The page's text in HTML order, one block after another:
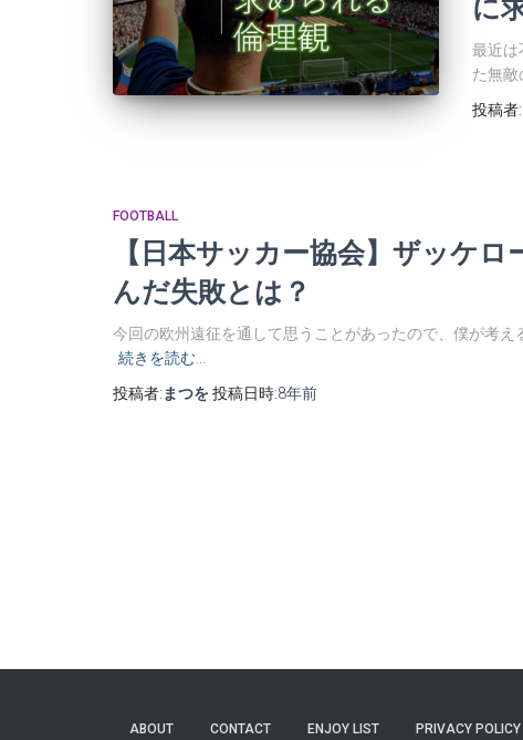
最近は
た無敵
投稿者:
FOOTBALL
【日本サッカー協会】ザッケ
んだ失敗とは？
今回の欧州遠征を通して思うことがあったので、僕が考
続きを読む…
投稿者: まつを投稿日時:8年前
ABOUT CONTACT ENJOY LIST PRIVACY POLICY